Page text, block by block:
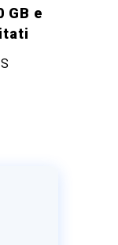
GB e